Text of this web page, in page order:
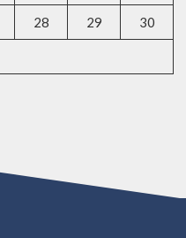
28 29 30